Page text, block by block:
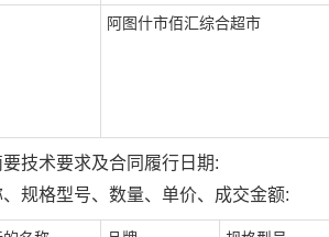
阿图什市佰汇综合超市
技术要求及合同履行日期:
规格型号、数量、单价、成交金额: